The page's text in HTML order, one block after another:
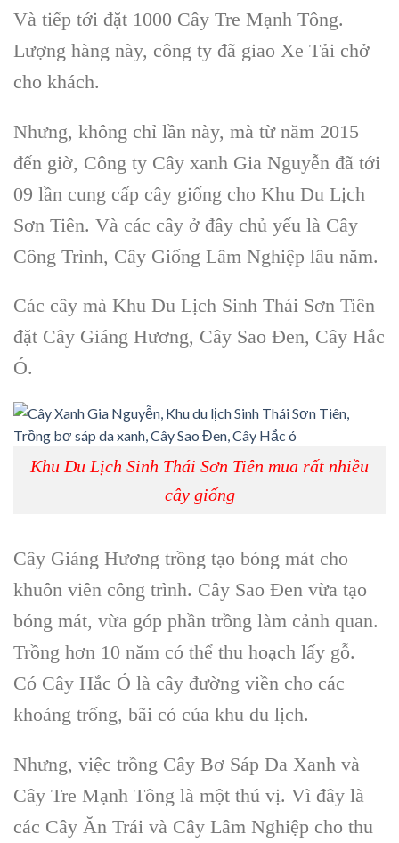
Và tiếp tới đặt 1000 Cây Tre Mạnh Tông.
Lượng hàng này, công ty đã giao Xe Tải chở
cho khách.
Nhưng, không chỉ lần này, mà từ năm 2015
đến giờ, Công ty Cây xanh Gia Nguyễn đã tới
09 lần cung cấp cây giống cho Khu Du Lịch
Sơn Tiên. Và các cây ở đây chủ yếu là Cây
Công Trình, Cây Giống Lâm Nghiệp lâu năm.
Các cây mà Khu Du Lịch Sinh Thái Sơn Tiên
đặt Cây Giáng Hương, Cây Sao Đen, Cây Hắc
Ó.
Khu Du Lịch Sinh Thái Sơn Tiên mua rất nhiều
cây giống
Cây Giáng Hương trồng tạo bóng mát cho
khuôn viên công trình. Cây Sao Đen vừa tạo
bóng mát, vừa góp phần trồng làm cảnh quan.
Trồng hơn 10 năm có thể thu hoạch lấy gỗ.
Có Cây Hắc Ó là cây đường viền cho các
khoảng trống, bãi cỏ của khu du lịch.
Nhưng, việc trồng Cây Bơ Sáp Da Xanh và
Cây Tre Mạnh Tông là một thú vị. Vì đây là
các Cây Ăn Trái và Cây Lâm Nghiệp cho thu